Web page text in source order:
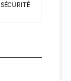
SÉCURITÉ